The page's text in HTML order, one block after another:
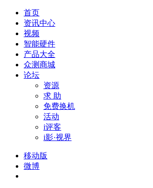
首页
资讯中心
视频
智能硬件
产品大全
众测商城
论坛
资源
求 助
免费换机
活动
i评客
i影·视界
移动版
微博